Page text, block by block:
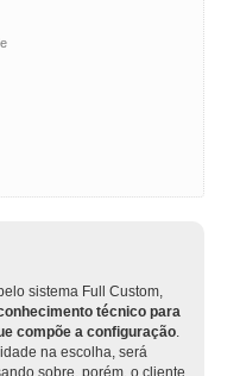
sistema Full Custom,
técnico para
compõe a configuração.
na escolha, será